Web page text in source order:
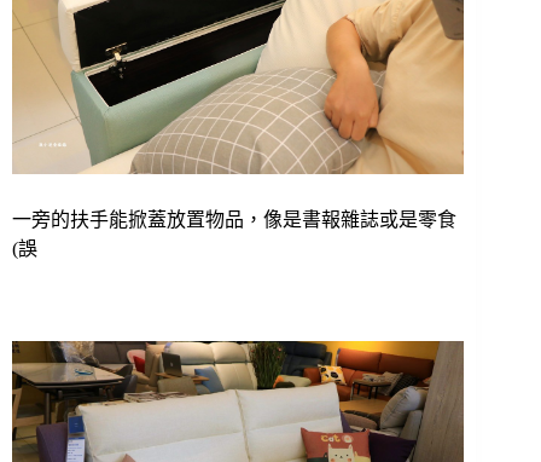
一旁的扶手能掀蓋放置物品，像是書報雜誌或是零食
(誤